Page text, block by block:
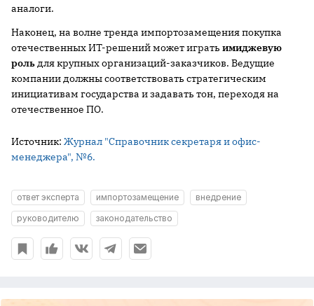
аналоги.
Наконец, на волне тренда импортозамещения покупка
отечественных ИТ-решений может играть имиджевую
рольдля крупных организаций-заказчиков. Ведущие
компании должны соответствовать стратегическим
инициативам государства и задавать тон, переходя на
отечественное ПО.
Источник: Журнал "Справочник секретаря и офис-
менеджера", №6.
ответ эксперта импортозамещение
внедрение
руководителю
законодательство